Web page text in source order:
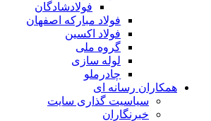
فولادشادگان
فولاد مبارکه اصفهان
فولاد اکسین
گروه ملی
لوله سازی
چادرملو
همکاران رسانه ای
سیاسیت گذاری سایت
خبرنگاران